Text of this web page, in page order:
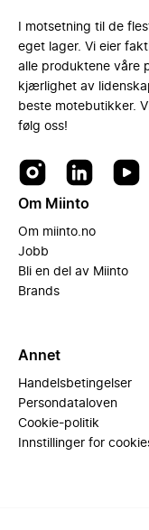
I motsetning til de
eget lager. Vi eier
alle produktene våre
kjærlighet av
beste motebutikker.
følg oss!
Om Miinto
Om miinto.no
Jobb
Bli en del av Miinto
Brands
Annet
Handelsbetingelser
Persondataloven
Cookie-politik
Innstillinger for